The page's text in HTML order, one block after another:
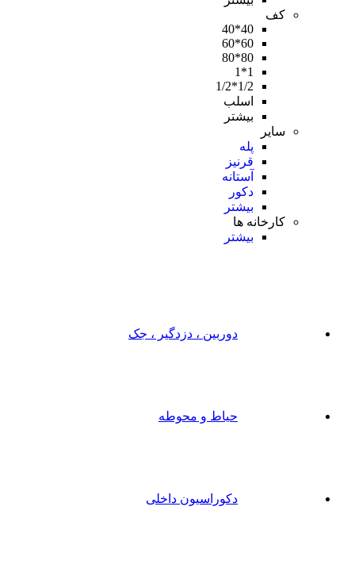
کف
40*40
60*60
80*80
1*1
1/2*1/2
اسلب
بیشتر
سایر
پله
قرنیز
آستانه
دکور
بیشتر
کارخانه ها
بیشتر
دوربین ، دزدگیر ، جک
حیاط و محوطه
دکوراسیون داخلی